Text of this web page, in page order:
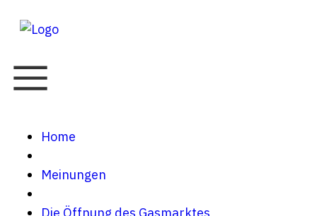
Home
Meinungen